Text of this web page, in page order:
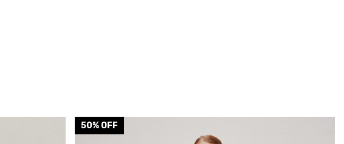
50% OFF